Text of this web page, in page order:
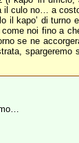
il culo no… a
kapo’ di
noi fino a
se ne